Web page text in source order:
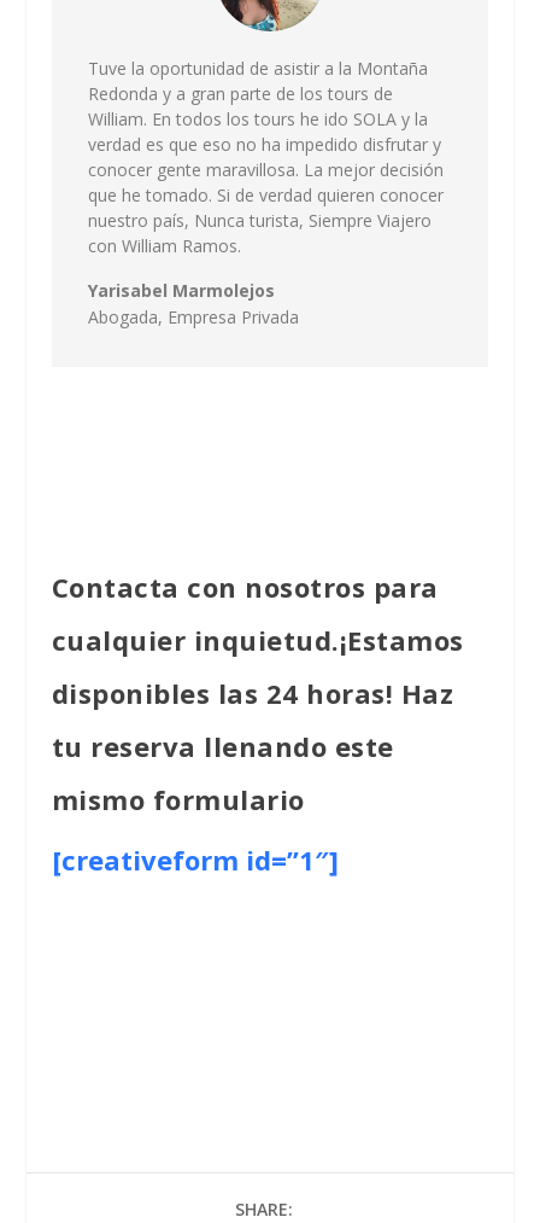
Tuve la oportunidad de asistir a la Montaña
Redonda y a gran parte de los tours de
William. En todos los tours he ido SOLA y la
verdad es que eso no ha impedido disfrutar y
conocer gente maravillosa. La mejor decisión
que he tomado. Si de verdad quieren conocer
nuestro país, Nunca turista, Siempre Viajero
con William Ramos.
Yarisabel Marmolejos
Abogada, Empresa Privada
Contacta con nosotros para
cualquier inquietud.¡Estamos
disponibles las 24 horas! Haz
tu reserva llenando este
mismo formulario
[creativeform id=”1″]
SHARE: